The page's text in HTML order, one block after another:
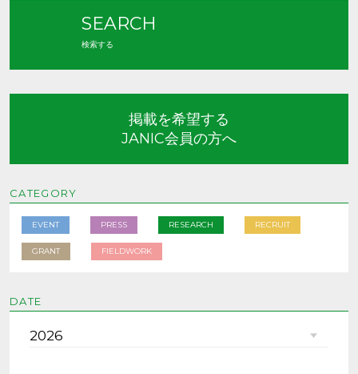
SEARCH
検索する
掲載を希望する
JANIC会員の方へ
CATEGORY
EVENT PRESS RESEARCH RECRUIT
GRANT FIELDWORK
DATE
2026